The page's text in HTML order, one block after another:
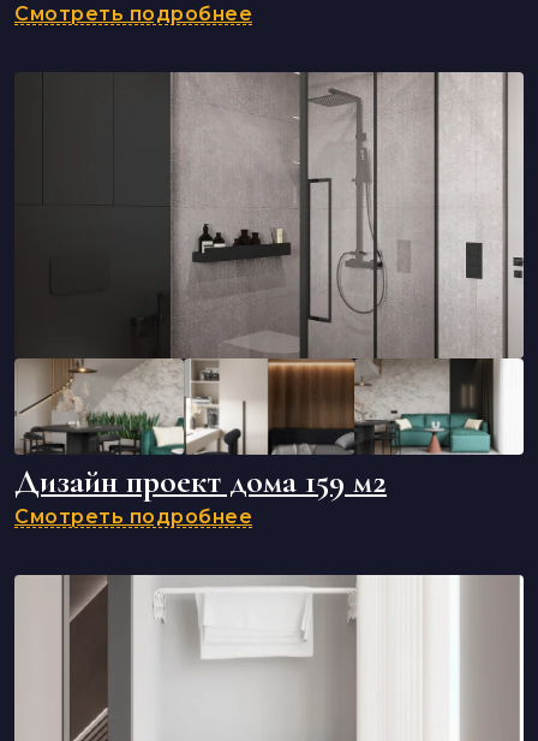
Смотреть подробнее
Дизайн проект дома 159 м2
Смотреть подробнее